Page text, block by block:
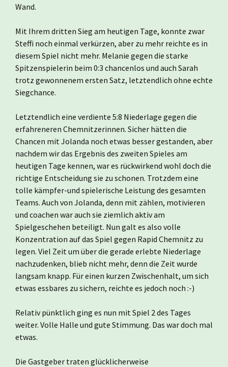
Wand.
Mit Ihrem dritten Sieg am heutigen Tage, konnte zwar
Steffi noch einmal verkürzen, aber zu mehr reichte es in
diesem Spiel nicht mehr. Melanie gegen die starke
Spitzenspielerin beim 0:3 chancenlos und auch Sarah
trotz gewonnenem ersten Satz, letztendlich ohne echte
Siegchance.
Letztendlich eine verdiente 5:8 Niederlage gegen die
erfahreneren Chemnitzerinnen. Sicher hätten die
Chancen mit Jolanda noch etwas besser gestanden, aber
nachdem wir das Ergebnis des zweiten Spieles am
heutigen Tage kennen, war es rückwirkend wohl doch die
richtige Entscheidung sie zu schonen. Trotzdem eine
tolle kämpfer-und spielerische Leistung des gesamten
Teams. Auch von Jolanda, denn mit zählen, motivieren
und coachen war auch sie ziemlich aktiv am
Spielgeschehen beteiligt. Nun galt es also volle
Konzentration auf das Spiel gegen Rapid Chemnitz zu
legen. Viel Zeit um über die gerade erlebte Niederlage
nachzudenken, blieb nicht mehr, denn die Zeit wurde
langsam knapp. Für einen kurzen Zwischenhalt, um sich
etwas essbares zu sichern, reichte es jedoch noch :-)
Relativ pünktlich ging es nun mit Spiel 2 des Tages
weiter. Volle Halle und gute Stimmung. Das war doch mal
etwas.
Die Gastgeber traten glücklicherweise